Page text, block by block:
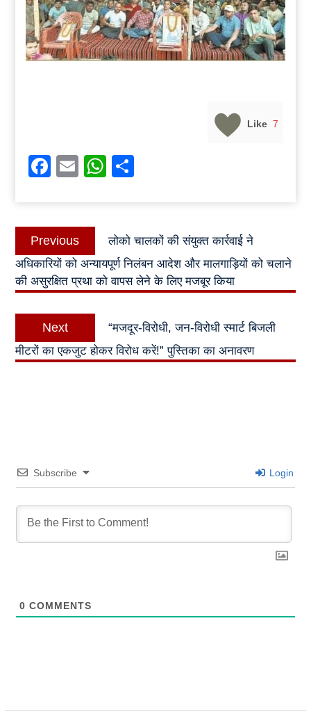
Like 7
Facebook
EmailWhatsApp
Post
navigation
Previous
Previous
post:
लोको चालकों की संयुक्त कार्रवाई ने
अधिकारियों को अन्यायपूर्ण निलंबन आदेश और मालगाड़ियों को चलाने
की असुरक्षित प्रथा को वापस लेने के लिए मजबूर किया
Next
post:
“मजदूर-विरोधी, जन-विरोधी स्मार्ट बिजली
मीटरों का एकजुट होकर विरोध करें!” पुस्तिका का अनावरण
Subscribe Login
0 COMMENTS